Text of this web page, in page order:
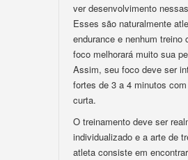
ver desenvolvimento
Esses são naturalmente
endurance e nenhum treino
foco melhorará muito sua
Assim, seu foco deve ser
fortes de 3 a 4 minutos
curta.
O treinamento deve ser
individualizado e a arte de
atleta consiste em